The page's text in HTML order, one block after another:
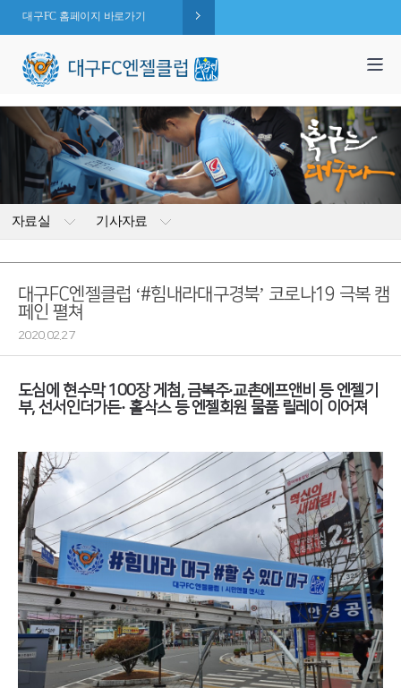
대구FC 홈페이지 바로가기
자료실 기사자료
대구FC엔젤클럽 ‘#힘내라대구경북’ 코로나19 극복 캠
페인 펼쳐
2020.02.27
도심에 현수막 100장 게첨, 금복주·교촌에프앤비 등 엔젤기
부, 선서인더가든· 홀삭스 등 엔젤회원 물품 릴레이 이어져